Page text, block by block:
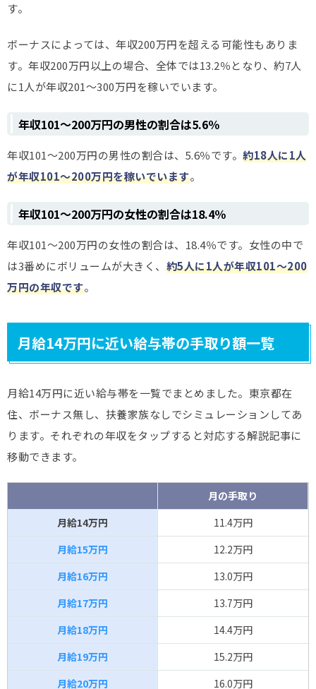
す。
ボーナスによっては、年収200万円を超える可能性もありま
す。年収200万円以上の場合、全体では13.2％となり、約7人
に1人が年収201～300万円を稼いでいます。
年収101～200万円の男性の割合は5.6％
年収101～200万円の男性の割合は、5.6％です。 約18人に1人
が年収101～200万円を稼いでいます。
年収101～200万円の女性の割合は18.4％
年収101～200万円の女性の割合は、18.4％です。女性の中で
は3番めにボリュームが大きく、 約5人に1人が年収101～200
万円の年収です。
月給14万円に近い給与帯の手取り額一覧
月給14万円に近い給与帯を一覧でまとめました。東京都在
住、ボーナス無し、扶養家族なしでシミュレーションしてあ
ります。それぞれの年収をタップすると対応する解説記事に
移動できます。
月の手取り
月給14万円
11.4万円
月給15万円
12.2万円
月給16万円
13.0万円
月給17万円
13.7万円
月給18万円
14.4万円
月給19万円
15.2万円
月給20万円
16.0万円